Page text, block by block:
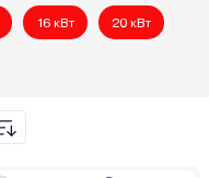
16 кВт 20 кВт